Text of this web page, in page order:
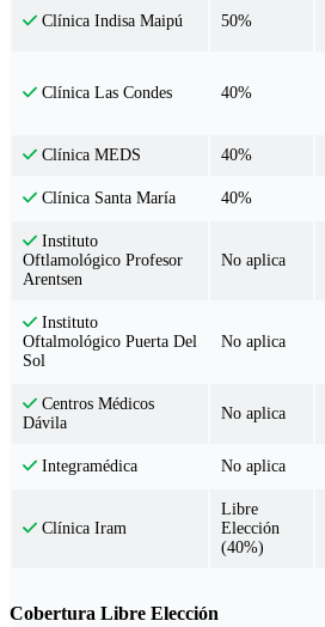
Clínica Indisa Maipú 50%
Clínica Las Condes 40%
Clínica MEDS 40%
Clínica Santa María 40%
Instituto
Oftlamológico Profesor
Arentsen
No aplica
Instituto
Oftalmológico Puerta Del
Sol
No aplica
Centros Médicos
Dávila
No aplica
Integramédica No aplica
Clínica Iram
Libre
Elección
(40%)
Cobertura Libre Elección